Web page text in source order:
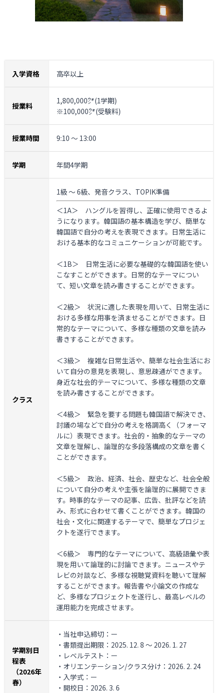
入学資格 高卒以上
授業料
1,800,000㌆(1学期)
※100,000㌆(受験料)
授業時間 9:10 ～ 13:00
学期 年間4学期
クラス
1級 ～ 6級、発音クラス、TOPIK準備
＜1A＞ ハングルを習得し、正確に使用できるよ
うになります。韓国語の基本構造を学び、簡単な
韓国語で自分の考えを表現できます。日常生活に
おける基本的なコミュニケーションが可能です。
＜1B＞ 日常生活に必要な基礎的な韓国語を使い
こなすことができます。日常的なテーマについ
て、短い文章を読み書きすることができます。
＜2級＞ 状況に適した表現を用いて、日常生活に
おける多様な用事を済ませることができます。日
常的なテーマについて、多様な種類の文章を読み
書きすることができます。
＜3級＞ 複雑な日常生活や、簡単な社会生活にお
いて自分の意見を表現し、意思疎通ができます。
身近な社会的テーマについて、多様な種類の文章
を読み書きすることができます。
＜4級＞ 緊急を要する問題も韓国語で解決でき、
討議の場などで自分の考えを格調高く（フォーマ
ルに）表現できます。社会的・抽象的なテーマの
文章を理解し、論理的な多段落構成の文章を書く
ことができます。
＜5級＞ 政治、経済、社会、歴史など、社会全般
について自分の考えや主張を論理的に展開できま
す。時事的なテーマの記事、広告、批評などを読
み、形式に合わせて書くことができます。韓国の
社会・文化に関連するテーマで、簡単なプロジェ
クトを遂行できます。
＜6級＞ 専門的なテーマについて、高級語彙や表
現を用いて論理的に討論できます。ニュースやテ
レビの対談など、多様な視聴覚資料を聴いて理解
することができます。報告書や小論文の作成な
ど、多様なプロジェクトを遂行し、最高レベルの
運用能力を完成させます。
学期別日
程表
（2026年
春）
・当社申込締切：ー
・書類提出期限：2025. 12. 8 ～ 2026. 1. 27
・レベルテスト：ー
・オリエンテーション/クラス分け：2026. 2. 24
・入学式：ー
・開校日：2026. 3. 6